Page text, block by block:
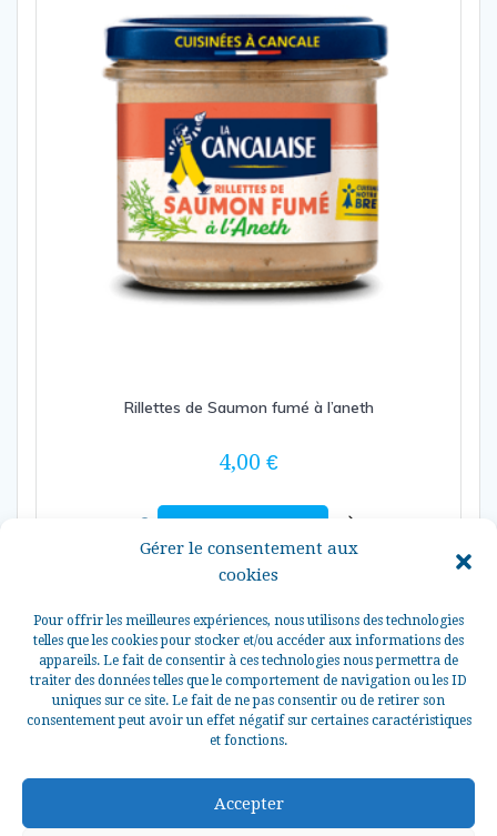
Gérer le consentement aux
cookies
Pour offrir les meilleures expériences, nous utilisons des technologies
telles que les cookies pour stocker et/ou accéder aux informations des
appareils. Le fait de consentir à ces technologies nous permettra de
traiter des données telles que le comportement de navigation ou les ID
uniques sur ce site. Le fait de ne pas consentir ou de retirer son
consentement peut avoir un effet négatif sur certaines caractéristiques
et fonctions.
Accepter
Rillettes de Saumon fumé à l’aneth
4,00 €